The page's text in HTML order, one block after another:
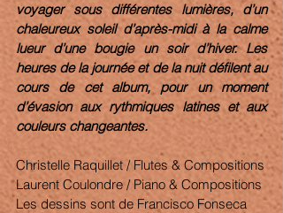
voyager sous différentes lumières, d’un
chaleureux soleil d’après-midi à la calme
lueur d’une bougie un soir d’hiver. Les
heures de la journée et de la nuit défilent au
cours de cet album, pour un moment
d’évasion aux rythmiques latines et aux
couleurs changeantes.
Christelle Raquillet / Flutes & Compositions
Laurent Coulondre / Piano & Compositions
Les dessins sont de Francisco Fonseca